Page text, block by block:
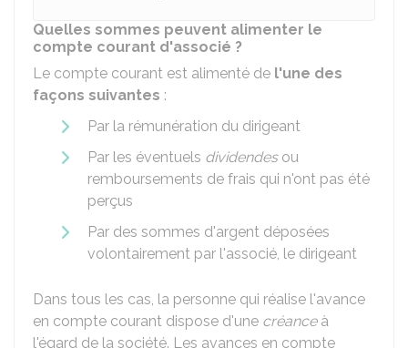
Quelles sommes peuvent alimenter le
compte courant d'associé ?
Le compte courant est alimenté de l'une des
façons suivantes :
Par la rémunération du dirigeant
Par les éventuels dividendesou
remboursements de frais qui n'ont pas été
perçus
Par des sommes d'argent déposées
volontairement par l'associé, le dirigeant
Dans tous les cas, la personne qui réalise l'avance
en compte courant dispose d'une créanceà
l'égard de la société. Les avances en compte